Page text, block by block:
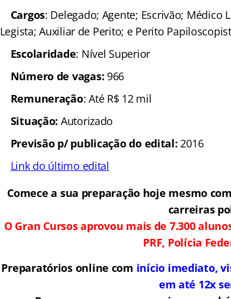
Cargos: Delegado; Agente; Escrivão; Médico
Legista; Auxiliar de Perito; e Perito
Escolaridade: Nível Superior
Número de vagas: 966
Remuneração: Até R$ 12 mil
Situação: Autorizado
Previsão p/ publicação do edital:2016
Link do último edital
Comece a sua preparação hoje mesmo
carreiras
O Gran Cursos aprovou mais de 7.300
PRF, Polícia
Preparatórios online com início imediato,
em até 12x